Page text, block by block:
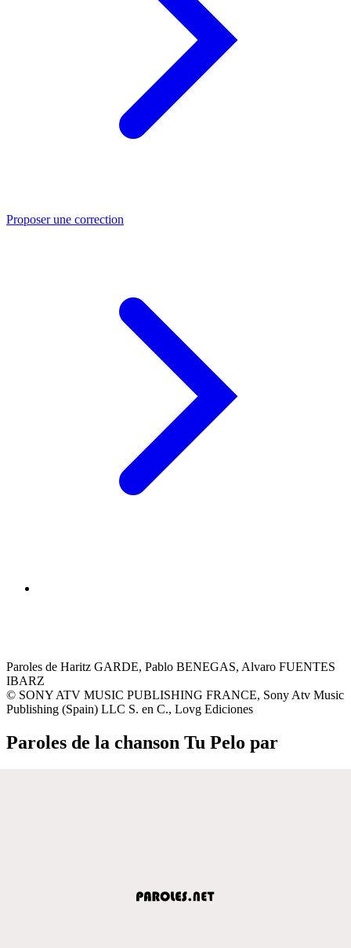
Proposer une correction
Paroles de Haritz GARDE, Pablo BENEGAS, Alvaro FUENTES
IBARZ
© SONY ATV MUSIC PUBLISHING FRANCE, Sony Atv Music
Publishing (Spain) LLC S. en C., Lovg Ediciones
Paroles de la chanson Tu Pelo par